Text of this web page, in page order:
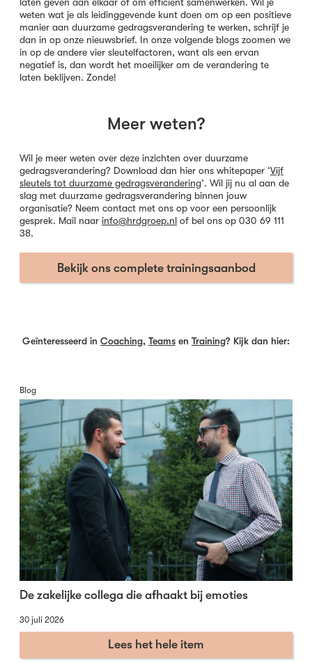
weten wat je als leidinggevende kunt doen om op een positieve
manier aan duurzame gedragsverandering te werken, schrijf je
dan in op onze nieuwsbrief. In onze volgende blogs zoomen we
in op de andere vier sleutelfactoren, want als een ervan
negatief is, dan wordt het moeilijker om de verandering te
laten beklijven. Zonde!
Meer weten?
Wil je meer weten over deze inzichten over duurzame
gedragsverandering? Download dan hier ons whitepaper ‘Vijf
sleutels tot duurzame gedragsverandering’. Wil jij nu al aan de
slag met duurzame gedragsverandering binnen jouw
organisatie? Neem contact met ons op voor een persoonlijk
gesprek. Mail naar info@hrdgroep.nl of bel ons op 030 69 111
38.
Bekijk ons complete trainingsaanbod
Geïnteresseerd in Coaching, Teams en Training? Kijk dan hier:
Blog
De zakelijke collega die afhaakt bij emoties
30 juli 2026
Lees het hele item